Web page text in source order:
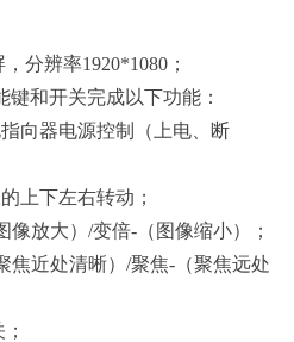
分辨率1920*1080；
和开关完成以下功能：
向器电源控制（上电、断
上下左右转动；
像放大）/变倍-（图像缩小）
；
焦近处清晰）/聚焦-（聚焦远处